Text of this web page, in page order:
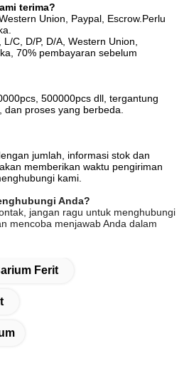
terima?
Union, Paypal, Escrow.Perlu
C, D/P, D/A, Western Union,
70% pembayaran sebelum
500000pcs dll, tergantung
proses yang berbeda.
jumlah, informasi stok dan
memberikan waktu pengiriman
kami.
Anda?
jangan ragu untuk menghubungi
mencoba menjawab Anda dalam
Ferit